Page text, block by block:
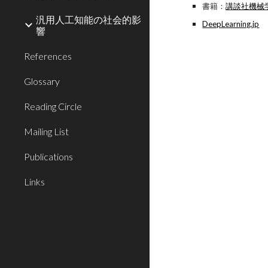
汎用人工知能の社会的影
響
References
Glossary
Reading Circle
Mailing List
Publications
Links
書籍：講談社機械
DeepLearning.jp